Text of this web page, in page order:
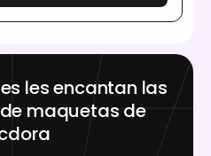
les encantan las
maquetas de